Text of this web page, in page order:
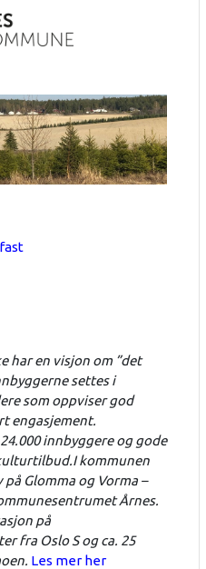
har en visjon om ”det
settes i
som oppviser god
engasjement.
innbyggere og gode
kommunen
Glomma og Vorma –
Årnes.
på
fra Oslo S og ca. 25
Les mer her